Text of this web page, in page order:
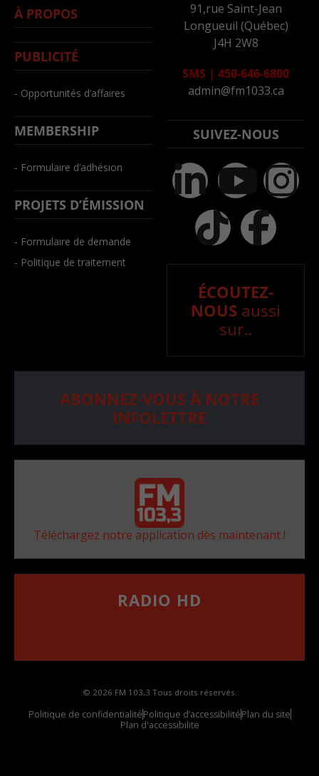
À PROPOS
PUBLICITÉ
- Opportunités d’affaires
MEMBERSHIP
- Formulaire d’adhésion
PROJETS D’ÉMISSION
- Formulaire de demande
- Politique de traitement
91,rue Saint-Jean
Longueuil (Québec)
J4H 2W8
SMS | 450-646-6800
admin@fm1033.ca
SUIVEZ-NOUS
ÉCOUTEZ-
NOUS aussi
sur..
ABONNEZ-VOUS À NOTRE
INFOLETTRE
Téléchargez notre application dès maintenant !
RADIO HD
© 2026 FM 103,3 Tous droits réservés.
Politique de confidentialitéPolitique d’accessibilitéPlan du site
Plan d'accessibilite